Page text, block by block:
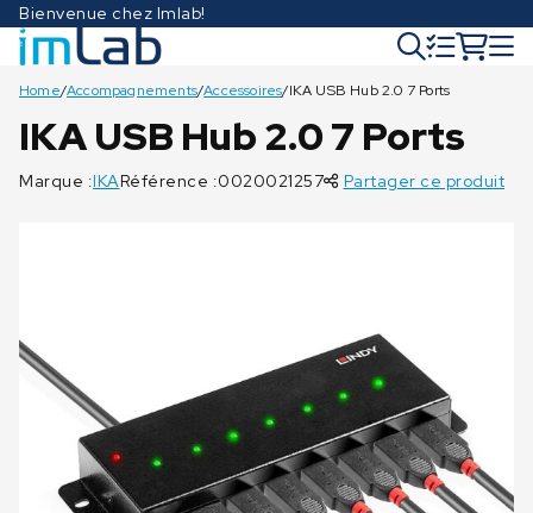
Bienvenue chez Imlab!
Home/Accompagnements/Accessoires/IKA USB Hub 2.0 7 Ports
IKA USB Hub 2.0 7 Ports
Marque :IKARéférence :0020021257 Partager ce produit